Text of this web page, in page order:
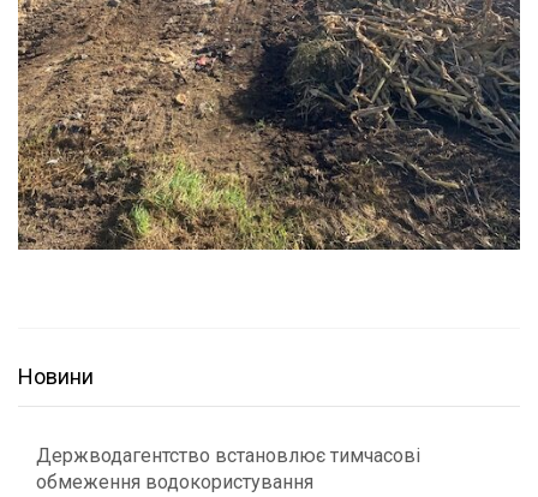
Новини
Держводагентство встановлює тимчасові
обмеження водокористування